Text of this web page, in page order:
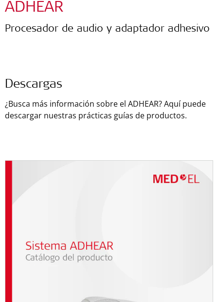
ADHEAR
Procesador de audio y adaptador adhesivo
Descargas
¿Busca más información sobre el ADHEAR? Aquí puede
descargar nuestras prácticas guías de productos.